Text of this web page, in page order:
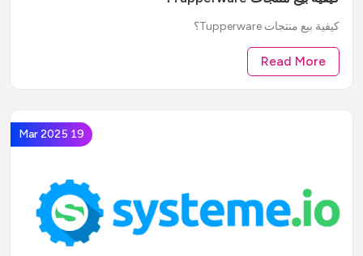
كيفية بيع منتجات Tupperware؟
Read More
19 Mar 2025